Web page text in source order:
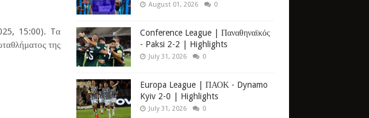
15:00). Tα
της
August 01, 2026 0
Conference League | Παναθηναϊκός
- Paksi 2-2 | Highlights
July 31, 2026 0
Europa League | ΠΑΟΚ - Dynamo
Kyiv 2-0 | Highlights
July 31, 2026 0